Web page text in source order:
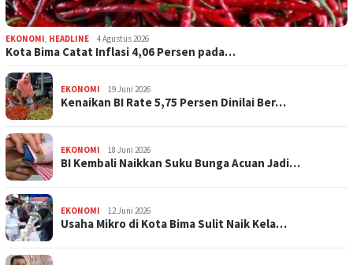
EKONOMI, HEADLINE 4 Agustus 2026
Kota Bima Catat Inflasi 4,06 Persen pada…
EKONOMI 19 Juni 2026
Kenaikan BI Rate 5,75 Persen Dinilai Ber…
EKONOMI 18 Juni 2026
BI Kembali Naikkan Suku Bunga Acuan Jadi…
EKONOMI 12 Juni 2026
Usaha Mikro di Kota Bima Sulit Naik Kela…